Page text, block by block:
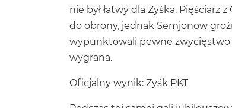
nie był łatwy dla Zyśka. Pięściarz
do obrony, jednak Semjonow
wypunktowali pewne zwycięstwo
wygrana.
Oficjalny wynik: Zyśk PKT